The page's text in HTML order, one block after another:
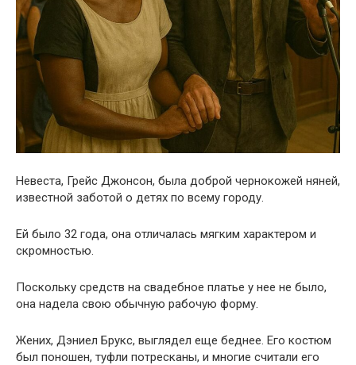
Невеста, Грейс Джонсон, была доброй чернокожей няней,
известной заботой о детях по всему городу.
Ей было 32 года, она отличалась мягким характером и
скромностью.
Поскольку средств на свадебное платье у нее не было,
она надела свою обычную рабочую форму.
Жених, Дэниел Брукс, выглядел еще беднее. Его костюм
был поношен, туфли потресканы, и многие считали его